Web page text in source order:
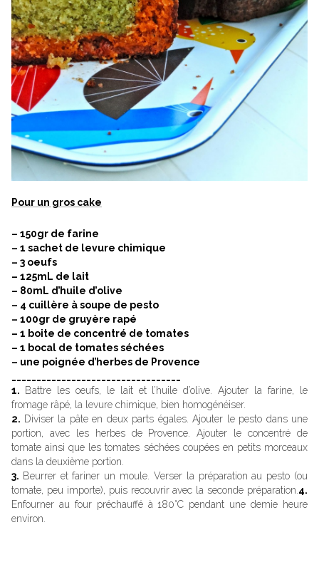
Pour un gros cake
– 150gr de farine
– 1 sachet de levure chimique
– 3 oeufs
– 125mL de lait
– 80mL d’huile d’olive
– 4 cuillère à soupe de pesto
– 100gr de gruyère rapé
– 1 boite de concentré de tomates
– 1 bocal de tomates séchées
– une poignée d’herbes de Provence
1.
Battre les oeufs, le lait et l’huile d’olive. Ajouter la farine, le
fromage râpé, la levure chimique, bien homogénéiser.
2. Diviser la pâte en deux parts égales. Ajouter le pesto dans une
portion, avec les herbes de Provence. Ajouter le concentré de
tomate ainsi que les tomates séchées coupées en petits morceaux
dans la deuxième portion.
3. Beurrer et fariner un moule. Verser la préparation au pesto (ou
tomate, peu importe), puis recouvrir avec la seconde préparation. 4.
Enfourner au four préchauffé à 180°C pendant une demie heure
environ.